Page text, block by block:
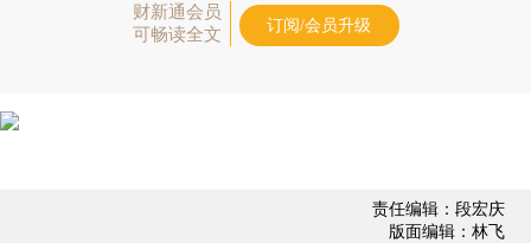
财新通会员
可畅读全文
订阅/会员升级
责任编辑：段宏庆
版面编辑：林飞